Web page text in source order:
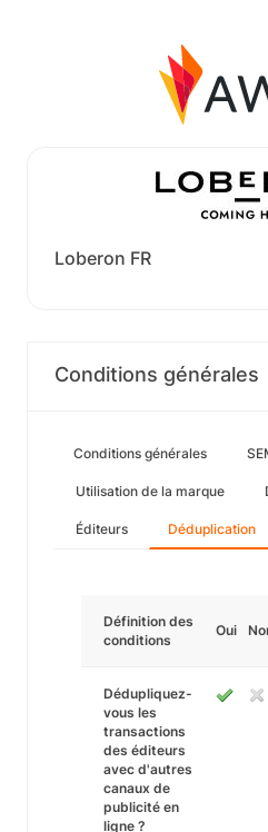
Loberon FR
Conditions générales
Conditions générales
Utilisation de la marque
Éditeurs Déduplication
Définition des
conditions
Oui
Dédupliquez-
vous les
transactions
des éditeurs
avec d'autres
canaux de
publicité en
ligne ?